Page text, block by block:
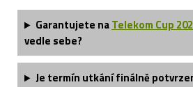
Garantujete naTelekom Cup
vedle sebe?
Je termín utkání finálně